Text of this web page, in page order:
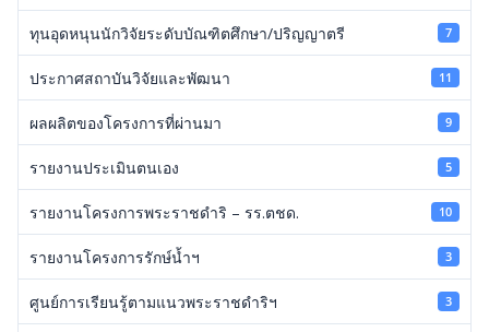
ทุนอุดหนุนนักวิจัยระดับบัณฑิตศึกษา/ปริญญาตรี 7
ประกาศสถาบันวิจัยและพัฒนา 11
ผลผลิตของโครงการที่ผ่านมา 9
รายงานประเมินตนเอง 5
รายงานโครงการพระราชดำริ – รร.ตชด. 10
รายงานโครงการรักษ์น้ำฯ 3
ศูนย์การเรียนรู้ตามแนวพระราชดำริฯ 3